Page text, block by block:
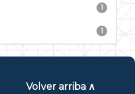
1
1
Volver arriba ∧